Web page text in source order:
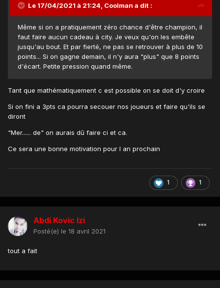
Le 17/04/2021 à 21:24, Coolman a dit :
Même si on a pratiquement zéro chance d'être champion, il
faut faire aucun cadeau à city. Je veux qu'on les embête
jusqu'au bout. Et par fierté, ne pas se retrouver à plus de 10
points... Si on gagne demain, il n'y aura "plus" que 8 points
d'écart. Petite pression quand même.
Tant que mathématiquement c est possible on se doit d'y croire
Si on fini a 3pts ca pourra secouer nos joueurs et faire qu'ils se
diront
"Mer...... de" on aurais dû faire ci et ca.
Ce sera une bonne motivation pour l an prochain
1 1
Abdi Kovic Izi
Posté(e) le 18 avril 2021
tout a fait